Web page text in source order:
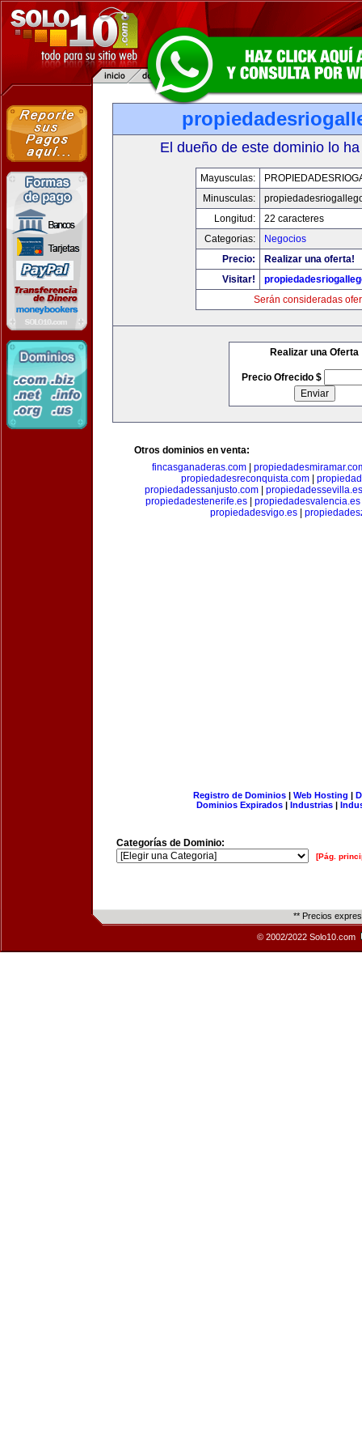
El dueño de este dominio lo
Mayusculas:
Minusculas:
Longitud:
22 caracteres
Categorias:
Negocios
Precio:
Realizar una oferta!
Visitar!
Serán consideradas
Realizar una Oferta
Precio Ofrecido $
Otros dominios en venta:
fincasganaderas.com
propiedadesreconquista.com
propiedadessanjusto.com| propiedadessevilla.es
propiedadestenerife.es| propiedadesvalencia.es
propiedadesvigo.es|
Registro de Dominios| Web Hosting |
Dominios Expirados | Industrias |
Categorías de Dominio:
[Pág.
** Precios
© 2002/2022 Solo10.com